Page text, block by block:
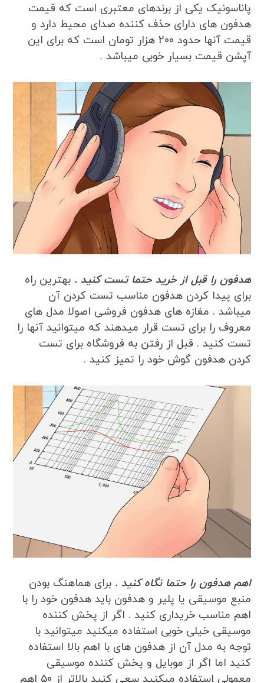
پاناسونیک یکی از برندهای معتبری است که قیمت
هدفون های دارای حذف کننده صدای محیط دارد و
قیمت آنها حدود 200 هزار تومان است که برای این
آپشن قیمت بسیار خوبی میباشد .
هدفون را قبل از خرید حتما تست کنید . بهترین راه
برای پیدا کردن هدفون مناسب تست کردن آن
میباشد . مغازه های هدفون فروشی اصولا مدل های
معروف را برای تست قرار میدهند که میتوانید آنها را
تست کنید . قبل از رفتن به فروشگاه برای تست
کردن هدفون گوش خود را تمیز کنید .
اهم هدفون را حتما نگاه کنید . برای هماهنگ بودن
منبع موسیقی یا پلیر و هدفون باید هدفون خود را با
اهم مناسب خریداری کنید . اگر از پخش کننده
موسیقی خیلی خوبی استفاده میکنید میتوانید با
توجه به مدل آن از هدفون های با اهم بالا استفاده
کنید اما اگر از موبایل و پخش کننده موسیقی
معمولی استفاده میکنید سعی کنید بالاتر از 50 اهم